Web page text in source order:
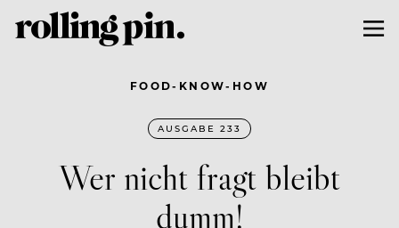
FOOD-KNOW-HOW
AUSGABE 233
Wer nicht fragt bleibt
dumm!